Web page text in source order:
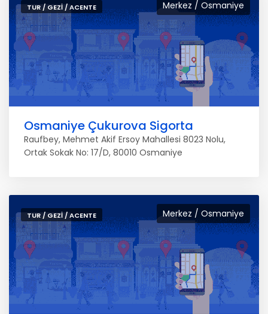
Merkez / Osmaniye
TUR / GEZI / ACENTE
Osmaniye Çukurova Sigorta
Raufbey, Mehmet Akif Ersoy Mahallesi 8023 Nolu,
Ortak Sokak No: 17/D, 80010 Osmaniye
Merkez / Osmaniye
TUR / GEZI / ACENTE